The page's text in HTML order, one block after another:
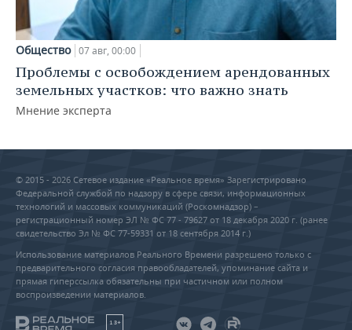
Общество 07 авг, 00:00
Проблемы с освобождением арендованных
земельных участков: что важно знать
Мнение эксперта
© 2015 - 2026 Сетевое издание «Реальное время» Зарегистрировано
Федеральной службой по надзору в сфере связи, информационных
технологий и массовых коммуникаций (Роскомнадзор) –
регистрационный номер ЭЛ № ФС 77 - 79627 от 18 декабря 2020 г. (ранее
свидетельство Эл № ФС 77-59331 от 18 сентября 2014 г.)
Использование материалов Реального Времени разрешено только с
предварительного согласия правообладателей, упоминание сайта и
прямая гиперссылка обязательны при частичном или полном
воспроизведении материалов.
18+